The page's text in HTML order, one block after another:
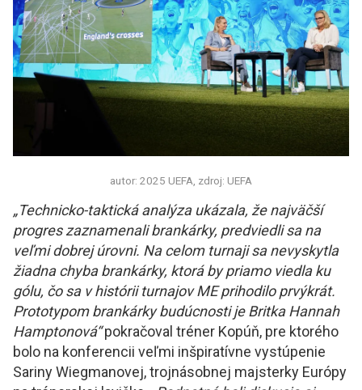
autor: 2025 UEFA, zdroj: UEFA
„Technicko-taktická analýza ukázala, že najväčší
progres zaznamenali brankárky, predviedli sa na
veľmi dobrej úrovni. Na celom turnaji sa nevyskytla
žiadna chyba brankárky, ktorá by priamo viedla ku
gólu, čo sa v histórii turnajov ME prihodilo prvýkrát.
Prototypom brankárky budúcnosti je Britka Hannah
Hamptonová“pokračoval tréner Kopúň, pre ktorého
bolo na konferencii veľmi inšpiratívne vystúpenie
Sariny Wiegmanovej, trojnásobnej majsterky Európy